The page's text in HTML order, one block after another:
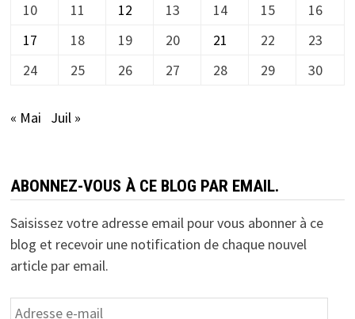
10
11 12 13 14 15
16
17
18 19 20 21 22
23
24
25 26 27 28 29 30
« Mai Juil »
ABONNEZ-VOUS À CE BLOG PAR EMAIL.
Saisissez votre adresse email pour vous abonner à ce
blog et recevoir une notification de chaque nouvel
article par email.
Adresse